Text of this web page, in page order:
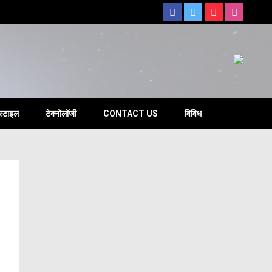
टेक्नोलॉजी CONTACT US विविध